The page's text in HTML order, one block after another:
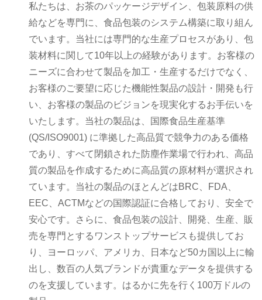
私たちは、お茶のパッケージデザイン、包装原料の供
給などを専門に、食品包装のシステム構築に取り組ん
でいます。当社には専門的な生産プロセスがあり、包
装材料に関して10年以上の経験があります。お客様の
ニーズに合わせて製品を加工・生産するだけでなく、
お客様のご要望に応じた機能性製品の設計・開発も行
い、お客様の製品のビジョンを現実化するお手伝いを
いたします。当社の製品は、国際食品生産基準
(QS/ISO9001) に準拠した高品質で競争力のある価格
であり、すべて閉鎖された防塵作業場で行われ、高品
質の製品を作成するために高品質の原材料が選択され
ています。当社の製品のほとんどはBRC、FDA、
EEC、ACTMなどの国際認証に合格しており、安全で
安心です。さらに、食品包装の設計、開発、生産、販
売を専門とするワンストップサービスも提供してお
り、ヨーロッパ、アメリカ、日本など50カ国以上に輸
出し、数百の人気ブランドが貴重なデータを提供する
のを支援しています。はるかに先を行く100万ドルの